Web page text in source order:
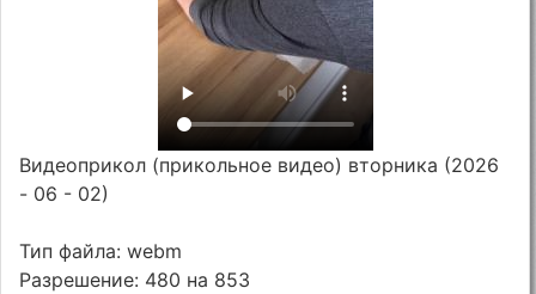
Видеоприкол (прикольное видео) вторника (2026
- 06 - 02)
Тип файла: webm
Разрешение: 480 на 853